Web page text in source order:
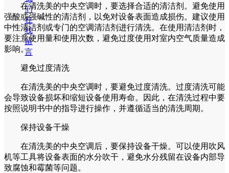
们
在
线
留
言
在清洗美的中央空调时，要选择合适的清洁剂。避免使用
强酸或强碱性的清洁剂，以免对设备表面造成损伤。建议使用
中性清洁剂或专门的空调清洁剂进行清洗。在使用清洁剂时，
要注意使用量和使用次数，避免过度使用对室内空气质量造成
影响。
避免过度清洗
在清洗美的中央空调时，要避免过度清洗。过度清洗可能
会导致设备损坏和缩短设备使用寿命。因此，在清洗过程中要
按照说明书中的指导进行操作，并遵循适当的清洗周期。
保持设备干燥
在清洗美的中央空调后，要保持设备干燥。可以使用吹风
机等工具将设备表面的水分吹干，避免水分残留在设备内部导
致腐蚀和霉菌等问题。